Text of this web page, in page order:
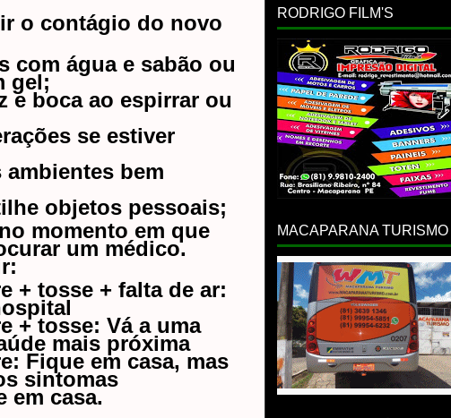
o contágio do novo
com água e sabão ou
gel;
e boca ao espirrar ou
se estiver
ambientes bem
objetos pessoais;
momento em que
um médico.
+ tosse + falta de ar:
+ tosse: Vá a uma
mais próxima
Fique em casa, mas
sintomas
em casa.
RODRIGO FILM'S
MACAPARANA TURISMO